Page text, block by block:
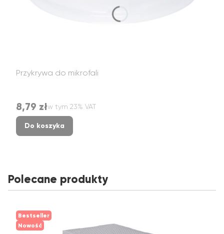
Przykrywa do mikrofali
Cena brutto
8,79 złw tym %s VAT
w tym 23% VAT
Do koszyka
Polecane produkty
Bestseller
Nowość